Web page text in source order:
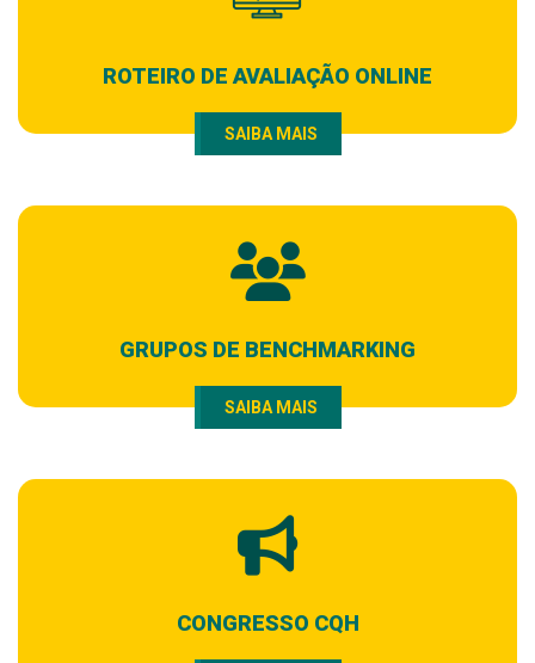
ROTEIRO DE AVALIAÇÃO ONLINE
SAIBA MAIS
GRUPOS DE BENCHMARKING
SAIBA MAIS
CONGRESSO CQH